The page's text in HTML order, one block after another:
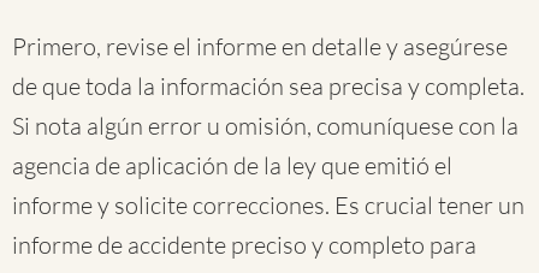
Primero, revise el informe en detalle y asegúrese
de que toda la información sea precisa y completa.
Si nota algún error u omisión, comuníquese con la
agencia de aplicación de la ley que emitió el
informe y solicite correcciones. Es crucial tener un
informe de accidente preciso y completo para